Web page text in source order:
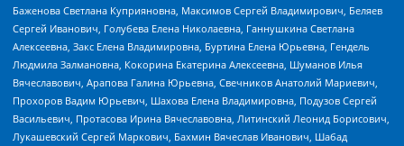
Баженова Светлана Куприяновна, Максимов Сергей Владимирович, Беляев
Сергей Иванович, Голубева Елена Николаевна, Ганнушкина Светлана
Алексеевна, Закс Елена Владимировна, Буртина Елена Юрьевна, Гендель
Людмила Залмановна, Кокорина Екатерина Алексеевна, Шуманов Илья
Вячеславович, Арапова Галина Юрьевна, Свечников Анатолий Мариевич,
Прохоров Вадим Юрьевич, Шахова Елена Владимировна, Подузов Сергей
Васильевич, Протасова Ирина Вячеславовна, Литинский Леонид Борисович,
Лукашевский Сергей Маркович, Бахмин Вячеслав Иванович, Шабад